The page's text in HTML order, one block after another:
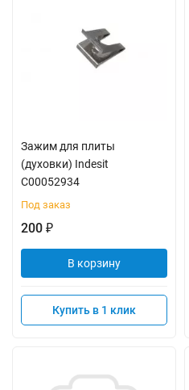
Зажим для плиты
(духовки) Indesit
C00052934
Под заказ
200 ₽
В корзину
Купить в 1 клик